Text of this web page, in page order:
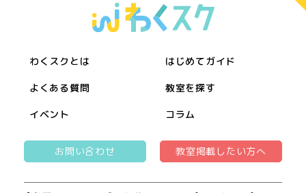
わくスクとは はじめてガイド
よくある質問 教室を探す
イベント コラム
お問い合わせ 教室掲載したい方へ